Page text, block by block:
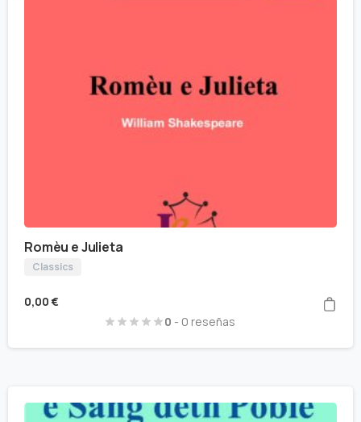
Romèu e Julieta
Classics
0,00 €
0 - 0 reseñas